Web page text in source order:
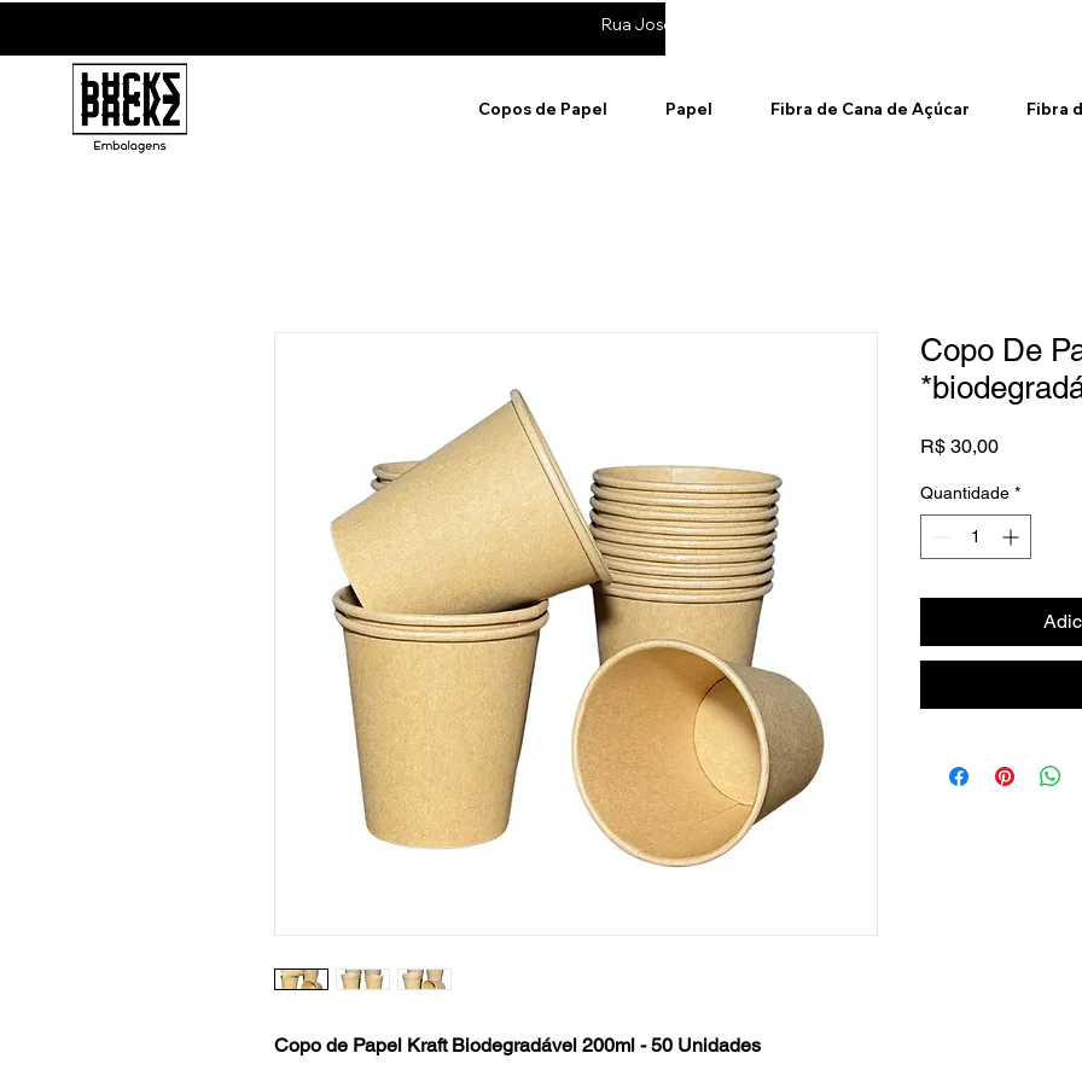
Rua José de Andrade, 895 - Cotia / SP
Copos de Papel Papel Fibra de Cana de Açúcar Fibra
Copo de Papel Kraft Biodegradável 200ml - 50 Unidades
Copo De
R$ 30,00Preço
Quantidade *